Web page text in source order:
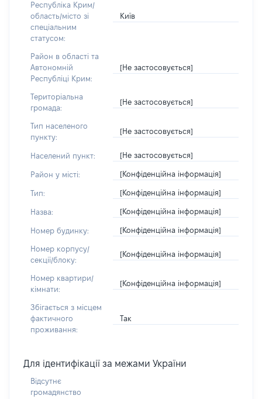
Республіка Крим/
область/місто зі
спеціальним
статусом:
Київ
Район в області та
Автономній
Республіці Крим:
[Не застосовується]
Територіальна
громада:
[Не застосовується]
Тип населеного
пункту:
[Не застосовується]
Населений пункт: [Не застосовується]
Район у місті: [Конфіденційна інформація]
Тип: [Конфіденційна інформація]
Назва: [Конфіденційна інформація]
Номер будинку: [Конфіденційна інформація]
Номер корпусу/
секції/блоку:
[Конфіденційна інформація]
Номер квартири/
кімнати:
[Конфіденційна інформація]
Збігається з місцем
фактичного
проживання:
Так
Для ідентифікації за межами України
Відсутнє
громадянство